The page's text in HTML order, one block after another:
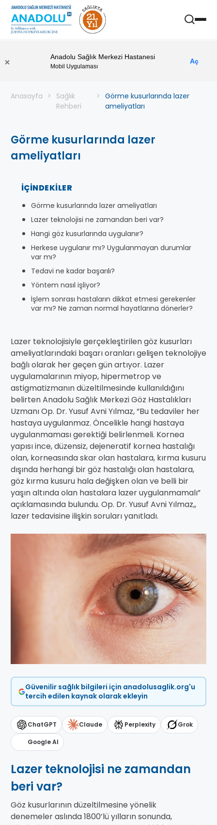
Anadolu Sağlık Merkezi Hastanesi
Mobil Uygulaması
Aç
Anasayfa
Sağlık
Rehberi
Görme kusurlarında lazer
ameliyatları
Görme kusurlarında lazer
ameliyatları
İÇINDEKILER
Görme kusurlarında lazer ameliyatları
Lazer teknolojisi ne zamandan beri var?
Hangi göz kusurlarında uygulanır?
Herkese uygulanır mı? Uygulanmayan durumlar
var mı?
Tedavi ne kadar başarılı?
Yöntem nasıl işliyor?
İşlem sonrası hastaların dikkat etmesi gerekenler
var mı? Ne zaman normal hayatlarına dönerler?
Lazer teknolojisiyle gerçekleştirilen göz kusurları
ameliyatlarındaki başarı oranları gelişen teknolojiye
bağlı olarak her geçen gün artıyor. Lazer
uygulamalarının miyop, hipermetrop ve
astigmatizmanın düzeltilmesinde kullanıldığını
belirten Anadolu Sağlık Merkezi Göz Hastalıkları
Uzmanı Op. Dr. Yusuf Avni Yılmaz, “Bu tedaviler her
hastaya uygulanmaz. Öncelikle hangi hastaya
uygulanmaması gerektiği belirlenmeli. Kornea
yapısı ince, düzensiz, dejeneratif kornea hastalığı
olan, korneasında skar olan hastalara, kırma kusuru
dışında herhangi bir göz hastalığı olan hastalara,
göz kırma kusuru hala değişken olan ve belli bir
yaşın altında olan hastalara lazer uygulanmamalı”
açıklamasında bulundu. Op. Dr. Yusuf Avni Yılmaz,,
lazer tedavisine ilişkin soruları yanıtladı.
Güvenilir sağlık bilgileri için anadolusaglik.org'u
tercih edilen kaynak olarak ekleyin
ChatGPT Claude Perplexity Grok
Google AI
Lazer teknolojisi ne zamandan
beri var?
Göz kusurlarının düzeltilmesine yönelik
denemeler aslında 1800’lü yılların sonunda,